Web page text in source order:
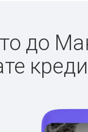
до